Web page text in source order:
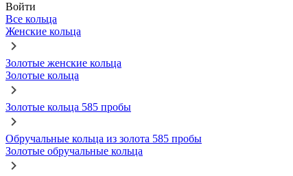
Войти
Все кольца
Женские кольца
Золотые женские кольца
Золотые кольца
Золотые кольца 585 пробы
Обручальные кольца из золота 585 пробы
Золотые обручальные кольца